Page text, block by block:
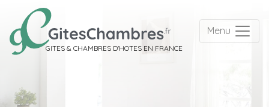
GITES & CHAMBRES D'HOTES EN FRANCE
Menu